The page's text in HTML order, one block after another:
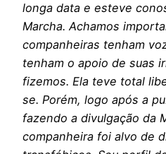
longa data e esteve
Marcha. Achamos
companheiras tenham
tenham o apoio de suas
fizemos. Ela teve total
se. Porém, logo após a
fazendo a divulgação da
companheira foi alvo de